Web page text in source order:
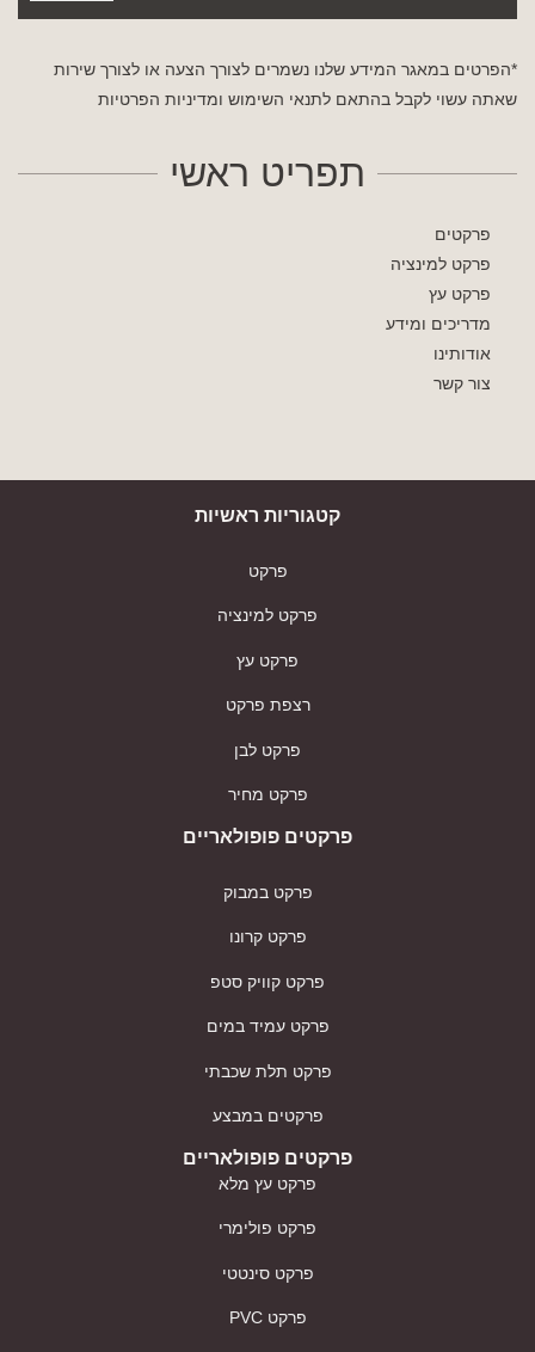
*הפרטים במאגר המידע שלנו נשמרים לצורך הצעה או לצורך שירות
שאתה עשוי לקבל בהתאם לתנאי השימוש ומדיניות הפרטיות
תפריט ראשי
פרקטים
פרקט למינציה
פרקט עץ
מדריכים ומידע
אודותינו
צור קשר
קטגוריות ראשיות
פרקט
פרקט למינציה
פרקט עץ
רצפת פרקט
פרקט לבן
פרקט מחיר
פרקטים פופולאריים
פרקט במבוק
פרקט קרונו
פרקט קוויק סטפ
פרקט עמיד במים
פרקט תלת שכבתי
פרקטים במבצע
פרקטים פופולאריים
פרקט עץ מלא
פרקט פולימרי
פרקט סינטטי
פרקט PVC